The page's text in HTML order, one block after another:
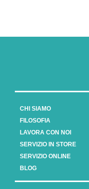
CHI SIAMO
FILOSOFIA
LAVORA CON NOI
SERVIZIO IN STORE
SERVIZIO ONLINE
BLOG